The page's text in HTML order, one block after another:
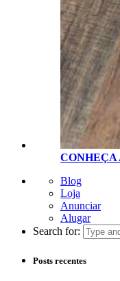
CONHEÇA
Blog
Loja
Anunciar
Alugar
Search for:
Posts recentes